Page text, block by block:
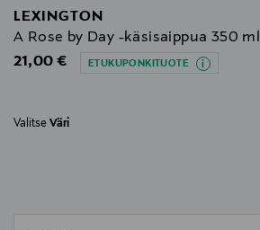
LEXINGTON
A Rose by Day -käsisaippua 350 ml
Original Price
21,00 € ETUKUPONKITUOTE
Valitse Väri